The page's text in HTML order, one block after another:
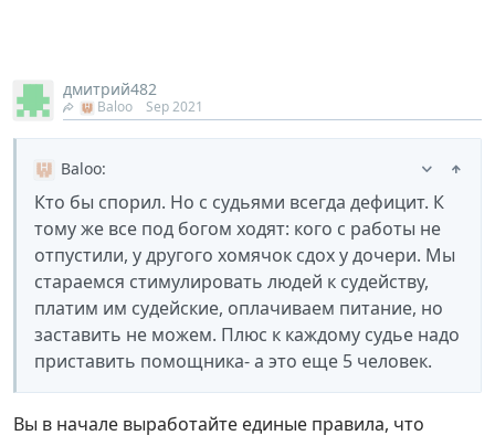
дмитрий482
Baloo Sep 2021
Baloo:
Кто бы спорил. Но с судьями всегда дефицит. К
тому же все под богом ходят: кого с работы не
отпустили, у другого хомячок сдох у дочери. Мы
стараемся стимулировать людей к судейству,
платим им судейские, оплачиваем питание, но
заставить не можем. Плюс к каждому судье надо
приставить помощника- а это еще 5 человек.
Вы в начале выработайте единые правила, что